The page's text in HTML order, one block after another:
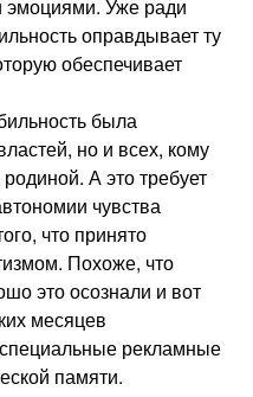
эмоциями. Уже ради
оправдывает ту
обеспечивает
была
но и всех, кому
А это требует
чувства
что принято
Похоже, что
это осознали и вот
месяцев
рекламные
памяти.